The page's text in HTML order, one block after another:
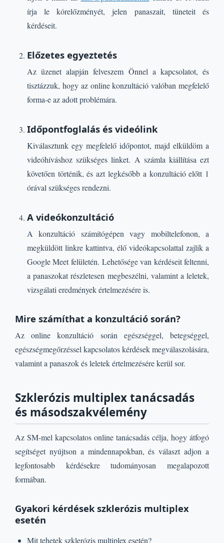
írja le kórelőzményét, jelen panaszait, tüneteit és
kérdéseit.
Előzetes egyeztetés
Az üzenet alapján felveszem Önnel a kapcsolatot, és
tisztázzuk, hogy az online konzultáció valóban megfelelő
forma-e az adott problémára.
Időpontfoglalás és videólink
Kiválasztunk egy megfelelő időpontot, majd elküldöm a
videóhíváshoz szükséges linket. A számla kiállítása ezt
követően történik, és azt legkésőbb a konzultáció előtt 1
órával szükséges rendezni.
A videókonzultáció
A konzultáció számítógépen vagy mobiltelefonon, a
megküldött linkre kattintva, élő videókapcsolattal zajlik a
Google Meet felületén. Lehetősége van kérdéseit feltenni,
a panaszokat részletesen megbeszélni, valamint a leletek,
vizsgálati eredmények értelmezésére is.
Mire számíthat a konzultáció során?
Az online konzultáció során egészséggel, betegséggel,
egészségmegőrzéssel kapcsolatos kérdések megválaszolására,
valamint a panaszok és leletek értelmezésére kerül sor.
Szklerózis multiplex tanácsadás
és másodszakvélemény
Az SM-mel kapcsolatos online tanácsadás célja, hogy átfogó
segítséget nyújtson a mindennapokban, és választ adjon a
legfontosabb kérdésekre tudományosan megalapozott
formában.
Gyakori kérdések szklerózis multiplex
esetén
Mit tehetek szklerózis multiplex esetén?